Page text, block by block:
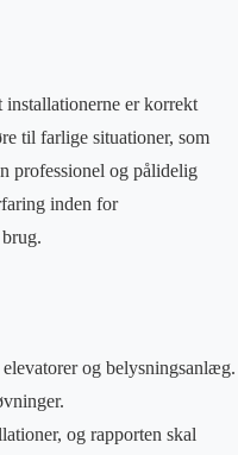
er korrekt
til farlige situationer, som
professionel og pålidelig
inden for
og belysningsanlæg.
og rapporten skal